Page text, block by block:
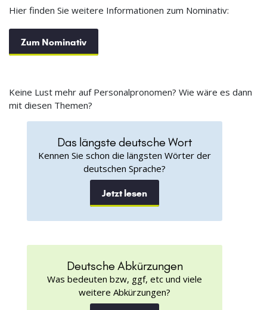
Hier finden Sie weitere Informationen zum Nominativ:
Zum Nominativ
Keine Lust mehr auf Personalpronomen? Wie wäre es dann
mit diesen Themen?
Das längste deutsche Wort
Kennen Sie schon die längsten Wörter der
deutschen Sprache?
Jetzt lesen
Deutsche Abkürzungen
Was bedeuten bzw, ggf, etc und viele
weitere Abkürzungen?